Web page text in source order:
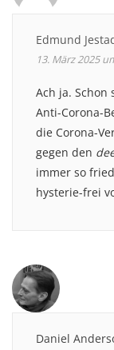
Edmund
13. März 2025
Ach ja. Schon
Anti-Corona-
die Corona-
gegen den
immer so
hysterie-frei
Daniel